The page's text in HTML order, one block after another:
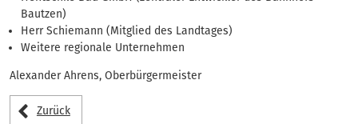
Bautzen)
Herr Schiemann (Mitglied des Landtages)
Weitere regionale Unternehmen
Alexander Ahrens, Oberbürgermeister
Zurück